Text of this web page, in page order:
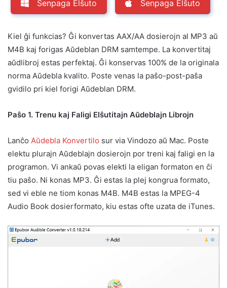
Senpaga Elŝuto Senpaga Elŝuto
Kiel ĝi funkcias? Ĝi konvertas AAX/AA dosierojn al MP3 aŭ
M4B kaj forigas Aŭdeblan DRM samtempe. La konvertitaj
aŭdlibroj estas perfektaj. Ĝi konservas 100% de la originala
norma Aŭdebla kvalito. Poste venas la paŝo-post-paŝa
gvidilo pri kiel forigi Aŭdeblan DRM.
Paŝo 1. Trenu kaj Faligi Elŝutitajn Aŭdeblajn Librojn
Lanĉo Aŭdebla Konvertilo sur via Vindozo aŭ Mac. Poste
elektu plurajn Aŭdeblajn dosierojn por treni kaj faligi en la
programon. Vi ankaŭ povas elekti la eligan formaton en ĉi
tiu paŝo. Ni konas MP3. Ĝi estas la plej kongrua formato,
sed vi eble ne tiom konas M4B. M4B estas la MPEG-4
Audio Book dosierformato, kiu estas ofte uzata de iTunes.